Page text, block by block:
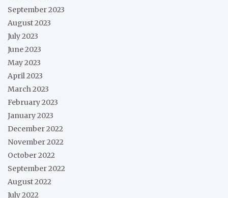
September 2023
August 2023
July 2023
June 2023
May 2023
April 2023
March 2023
February 2023
January 2023
December 2022
November 2022
October 2022
September 2022
August 2022
July 2022